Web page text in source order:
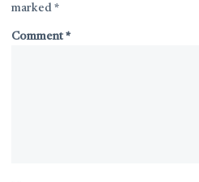
marked *
Comment*